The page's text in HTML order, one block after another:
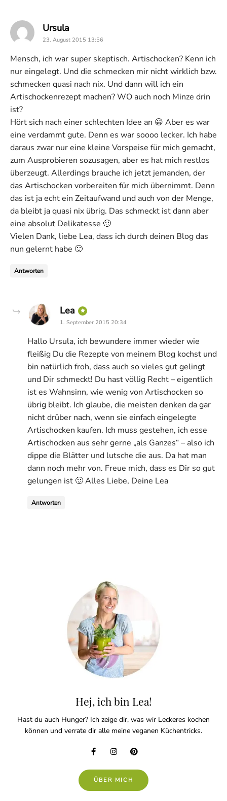
Ursula
23. August 2015 13:56
Mensch, ich war super skeptisch. Artischocken? Kenn ich
nur eingelegt. Und die schmecken mir nicht wirklich bzw.
schmecken quasi nach nix. Und dann will ich ein
Artischockenrezept machen? WO auch noch Minze drin
ist?
Hört sich nach einer schlechten Idee an 😀 Aber es war
eine verdammt gute. Denn es war soooo lecker. Ich habe
daraus zwar nur eine kleine Vorspeise für mich gemacht,
zum Ausprobieren sozusagen, aber es hat mich restlos
überzeugt. Allerdings brauche ich jetzt jemanden, der
das Artischocken vorbereiten für mich übernimmt. Denn
das ist ja echt ein Zeitaufwand und auch von der Menge,
da bleibt ja quasi nix übrig. Das schmeckt ist dann aber
eine absolut Delikatesse 🙂
Vielen Dank, liebe Lea, dass ich durch deinen Blog das
nun gelernt habe 🙂
Antworten
Lea says:
1. September 2015 20:34
Hallo Ursula, ich bewundere immer wieder wie
fleißig Du die Rezepte von meinem Blog kochst und
bin natürlich froh, dass auch so vieles gut gelingt
und Dir schmeckt! Du hast völlig Recht – eigentlich
ist es Wahnsinn, wie wenig von Artischocken so
übrig bleibt. Ich glaube, die meisten denken da gar
nicht drüber nach, wenn sie einfach eingelegte
Artischocken kaufen. Ich muss gestehen, ich esse
Artischocken aus sehr gerne „als Ganzes“ – also ich
dippe die Blätter und lutsche die aus. Da hat man
dann noch mehr von. Freue mich, dass es Dir so gut
gelungen ist 🙂 Alles Liebe, Deine Lea
Antworten
Hej, ich bin Lea!
Hast du auch Hunger? Ich zeige dir, was wir Leckeres kochen
können und verrate dir alle meine veganen Küchentricks.
ÜBER MICH